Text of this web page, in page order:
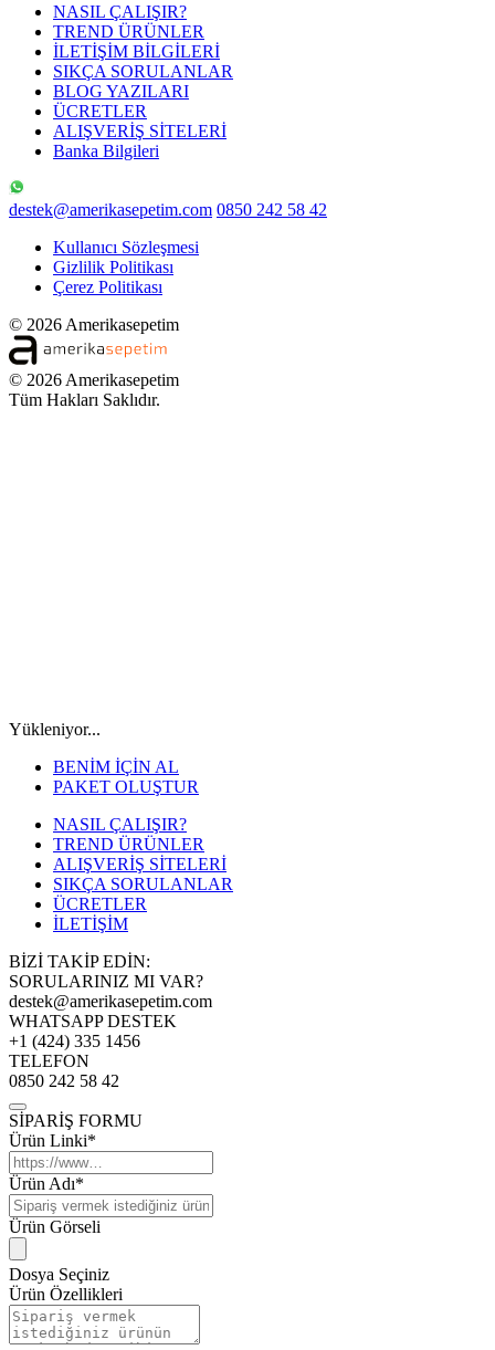
NASIL ÇALIŞIR?
TREND ÜRÜNLER
İLETİŞİM BİLGİLERİ
SIKÇA SORULANLAR
BLOG YAZILARI
ÜCRETLER
ALIŞVERİŞ SİTELERİ
Banka Bilgileri
destek@amerikasepetim.com 0850 242 58 42
Kullanıcı Sözleşmesi
Gizlilik Politikası
Çerez Politikası
© 2026 Amerikasepetim
© 2026 Amerikasepetim
Tüm Hakları Saklıdır.
Yükleniyor...
BENİM İÇİN AL
PAKET OLUŞTUR
NASIL ÇALIŞIR?
TREND ÜRÜNLER
ALIŞVERİŞ SİTELERİ
SIKÇA SORULANLAR
ÜCRETLER
İLETİŞİM
BİZİ TAKİP EDİN:
SORULARINIZ MI VAR?
destek@amerikasepetim.com
WHATSAPP DESTEK
+1 (424) 335 1456
TELEFON
0850 242 58 42
SİPARİŞ FORMU
Ürün Linki*
Ürün Adı*
Ürün Görseli
Dosya Seçiniz
Ürün Özellikleri